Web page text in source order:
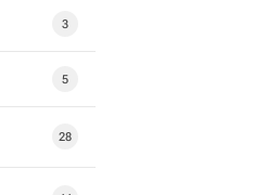
3
5
28